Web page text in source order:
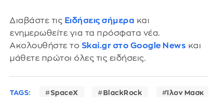
Διαβάστε τις Ειδήσεις σήμερα και
ενημερωθείτε για τα πρόσφατα νέα.
Ακολουθήστε το Skai.gr στο Google News και
μάθετε πρώτοι όλες τις ειδήσεις.
TAGS: SpaceX BlackRock Ίλον Μασκ